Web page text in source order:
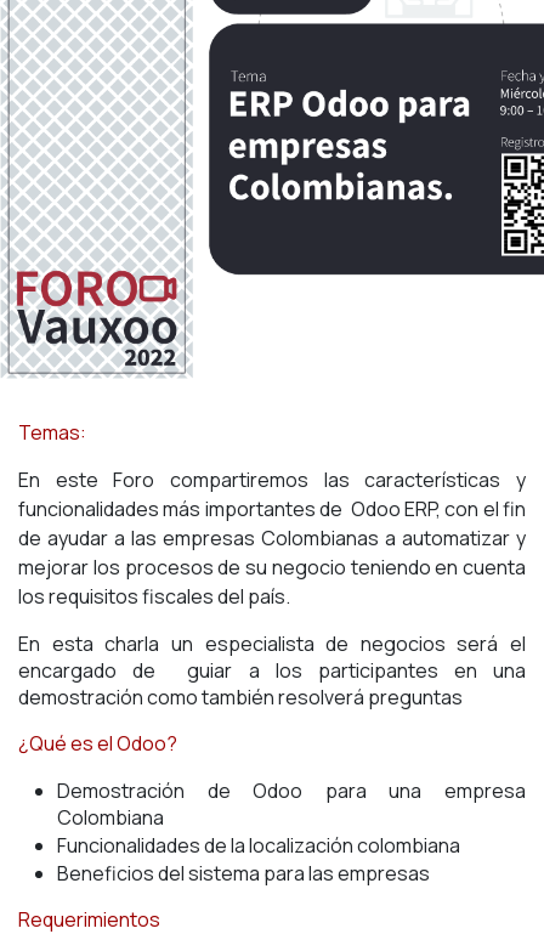
Temas:
En este Foro compartiremos las características y
funcionalidades más importantes de Odoo ERP, con el fin
de ayudar a las empresas Colombianas a automatizar y
mejorar los procesos de su negocio teniendo en cuenta
los requisitos fiscales del país.
En esta charla un especialista de negocios será el
encargado de guiar a los participantes en una
demostración como también resolverá preguntas
¿Qué es el Odoo?
Demostración de Odoo para una empresa
Colombiana
Funcionalidades de la localización colombiana
Beneficios del sistema para las empresas
Requerimientos